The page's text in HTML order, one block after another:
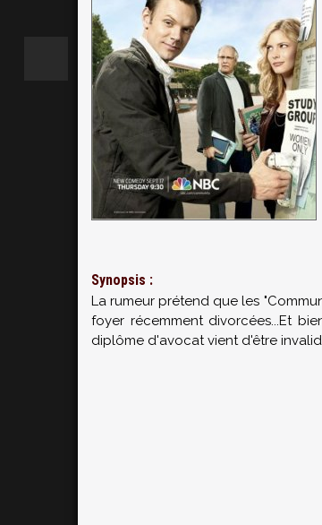
Synopsis :
La rumeur prétend que les
foyer récemment divorcées...Et
diplôme d'avocat vient d'être